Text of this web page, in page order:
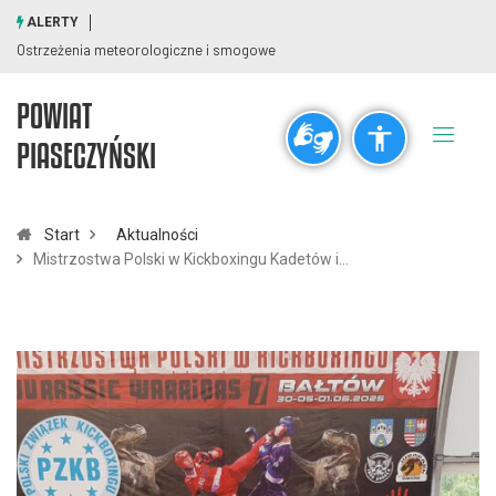
visibility_off title
Rozdzielczość
Czcionki
remove_circle_outline add_circle_outline
ALERTY
Ostrzeżenia meteorologiczne i smogowe
POWIAT
PIASECZYŃSKI
Start
Aktualności
Mistrzostwa Polski w Kickboxingu Kadetów i…